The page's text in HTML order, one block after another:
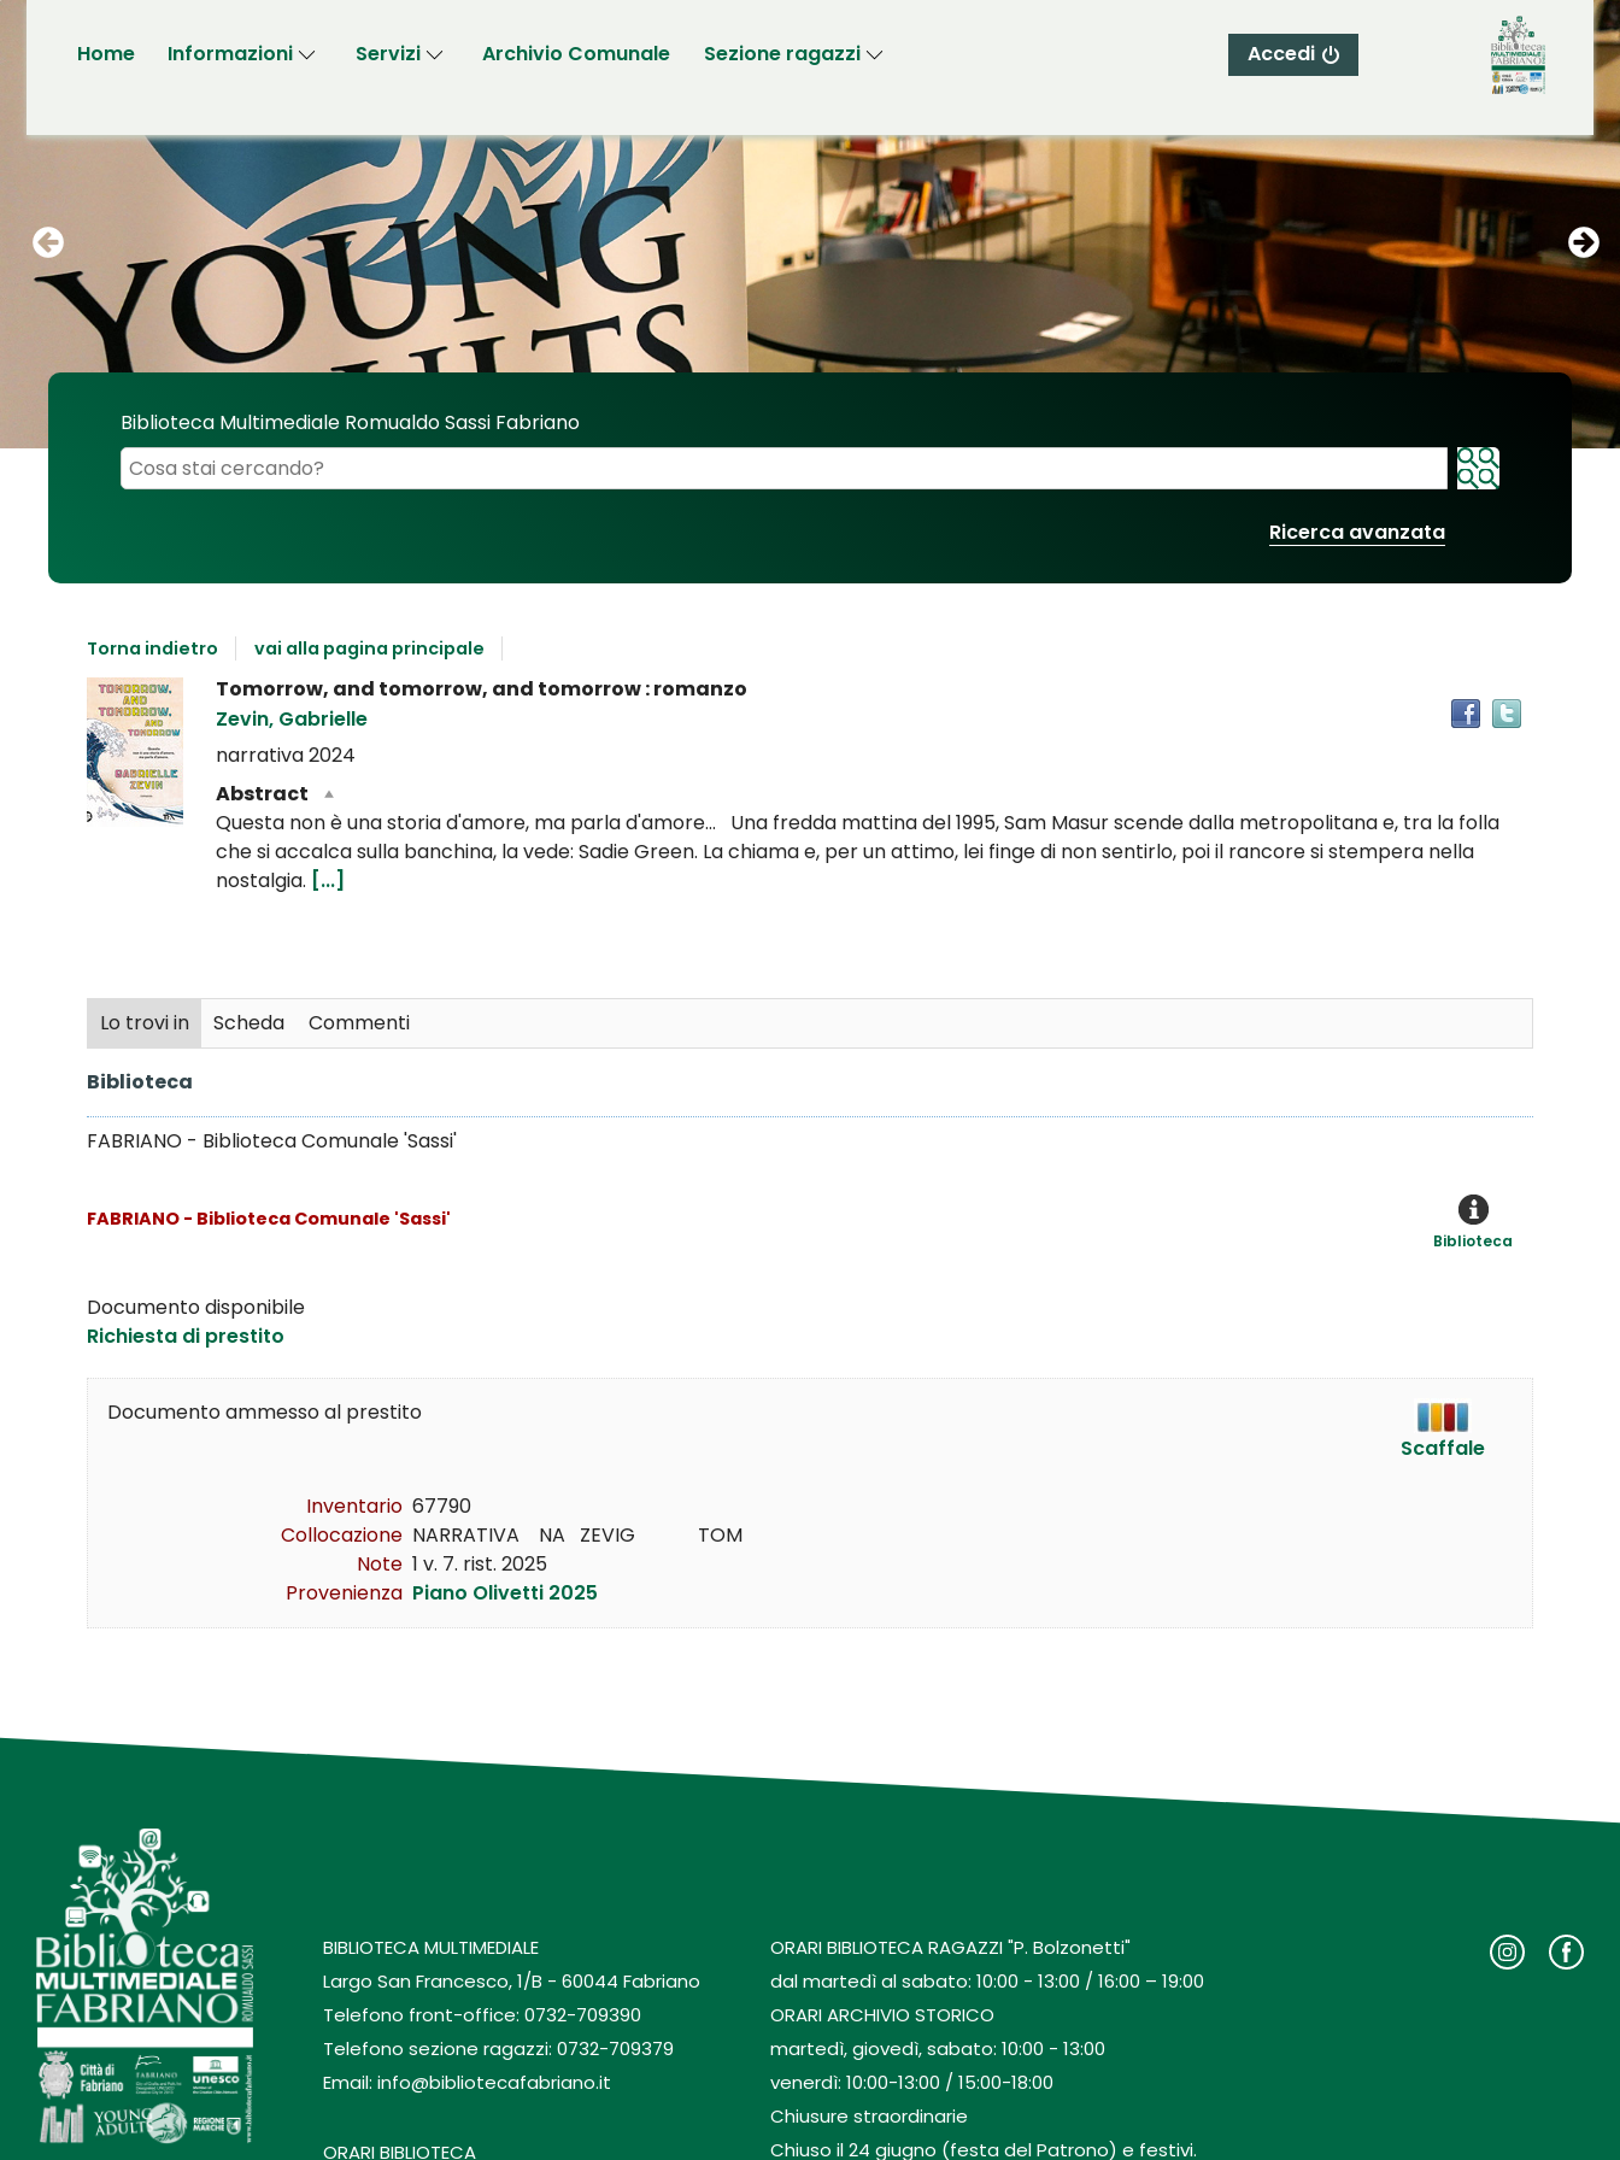
Home Informazioni Servizi Archivio Comunale Sezione ragazzi Accedi
Biblioteca Multimediale Romualdo Sassi Fabriano
Cerca su "Biblioteca Multimediale Romualdo Sassi Fabriano"
Ricerca avanzata
Torna indietro vai alla pagina principale
Dettaglio
del
documento
Tomorrow, and tomorrow, and tomorrow : romanzo
Zevin, Gabrielle
narrativa2024
Abstract
Questa non è una storia d'amore, ma parla d'amore... Una fredda mattina del 1995, Sam Masur scende dalla metropolitana e, tra la folla
che si accalca sulla banchina, la vede: Sadie Green. La chiama e, per un attimo, lei finge di non sentirlo, poi il rancore si stempera nella
nostalgia. [...]
Lo trovi in Scheda Commenti
Biblioteca
FABRIANO - Biblioteca Comunale 'Sassi'
FABRIANO - Biblioteca Comunale 'Sassi'
Biblioteca
Documento disponibile
Richiesta di prestito
Documento ammesso al prestito
Inventario 67790
Collocazione NARRATIVA    NA   ZEVIG             TOM
Note 1 v. 7. rist. 2025
Provenienza Piano Olivetti 2025
Scaffale
BIBLIOTECA MULTIMEDIALE
Largo San Francesco, 1/B - 60044 Fabriano
Telefono front-office: 0732-709390
Telefono sezione ragazzi: 0732-709379
Email: info@bibliotecafabriano.it
ORARI BIBLIOTECA
ORARI BIBLIOTECA RAGAZZI "P. Bolzonetti"
dal martedì al sabato: 10:00 - 13:00 / 16:00 – 19:00
ORARI ARCHIVIO STORICO
martedì, giovedì, sabato: 10:00 - 13:00
venerdì: 10:00-13:00 / 15:00-18:00
Chiusure straordinarie
Chiuso il 24 giugno (festa del Patrono) e festivi.